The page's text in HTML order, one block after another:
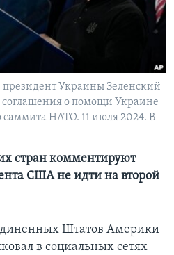
Украины Зеленский
о помощи Украине
НАТО. 11 июля 2024. B
стран комментируют
США не идти на второй
Штатов Америки
в социальных сетях